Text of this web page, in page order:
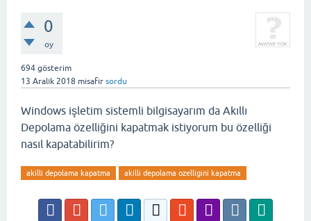
0
oy
694 gösterim
13 Aralık 2018 misafir sordu
Windows işletim sistemli bilgisayarım da Akıllı
Depolama özelliğini kapatmak istiyorum bu özelliği
nasıl kapatabilirim?
akilli depolama kapatma akilli depolama ozelligini kapatma